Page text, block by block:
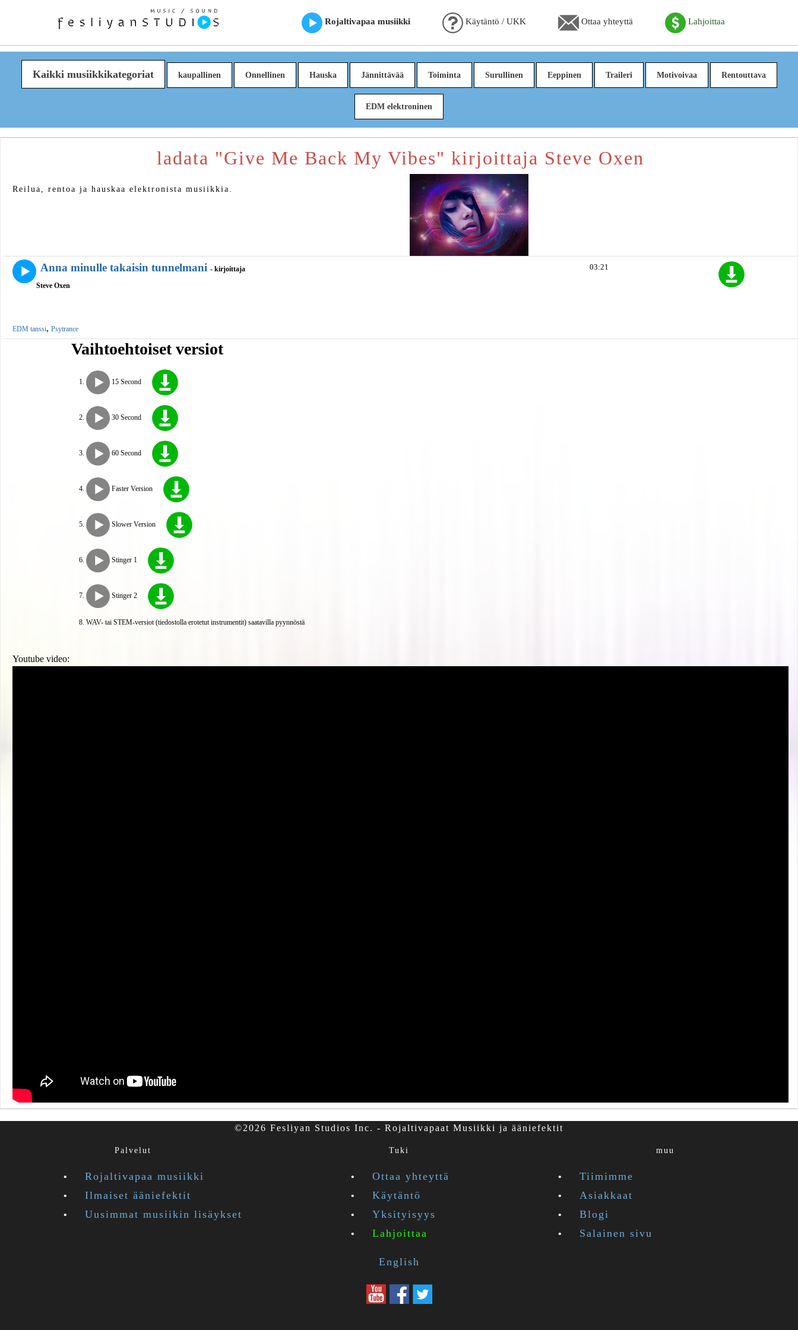
Rojaltivapaa musiikki Käytäntö / UKK Ottaa yhteyttä Lahjoittaa
Kaikki musiikkikategoriat kaupallinen Onnellinen Hauska Jännittävää Toiminta Surullinen Eeppinen Traileri Motivoivaa Rentouttava
EDM elektroninen
ladata "Give Me Back My Vibes" kirjoittaja Steve Oxen
Reilua, rentoa ja hauskaa elektronista musiikkia.
Anna minulle takaisin tunnelmani - kirjoittaja
Steve Oxen
EDM tanssi, Psytrance
03:21
Vaihtoehtoiset versiot
15 Second
30 Second
60 Second
Faster Version
Slower Version
Stinger 1
Stinger 2
WAV- tai STEM-versiot (tiedostolla erotetut instrumentit) saatavilla pyynnöstä
Youtube video:
©2026 Fesliyan Studios Inc. - Rojaltivapaat Musiikki ja ääniefektit
Palvelut
Rojaltivapaa musiikki
Ilmaiset ääniefektit
Uusimmat musiikin lisäykset
Tuki
Ottaa yhteyttä
Käytäntö
Yksityisyys
Lahjoittaa
muu
Tiimimme
Asiakkaat
Blogi
Salainen sivu
English